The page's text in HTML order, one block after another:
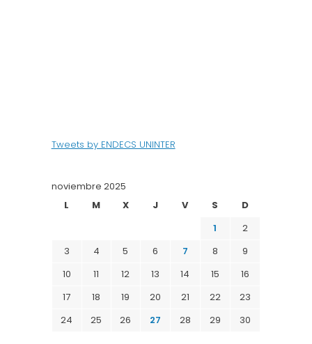
Tweets by ENDECS UNINTER
noviembre 2025
L
M X J V S
D
1
2
3
4 5 6 7 8
9
10
11 12 13 14 15
16
17
18 19 20 21 22
23
24
25 26 27 28 29 30